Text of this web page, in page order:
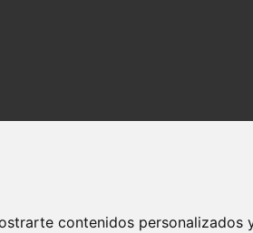
contenidos personalizados